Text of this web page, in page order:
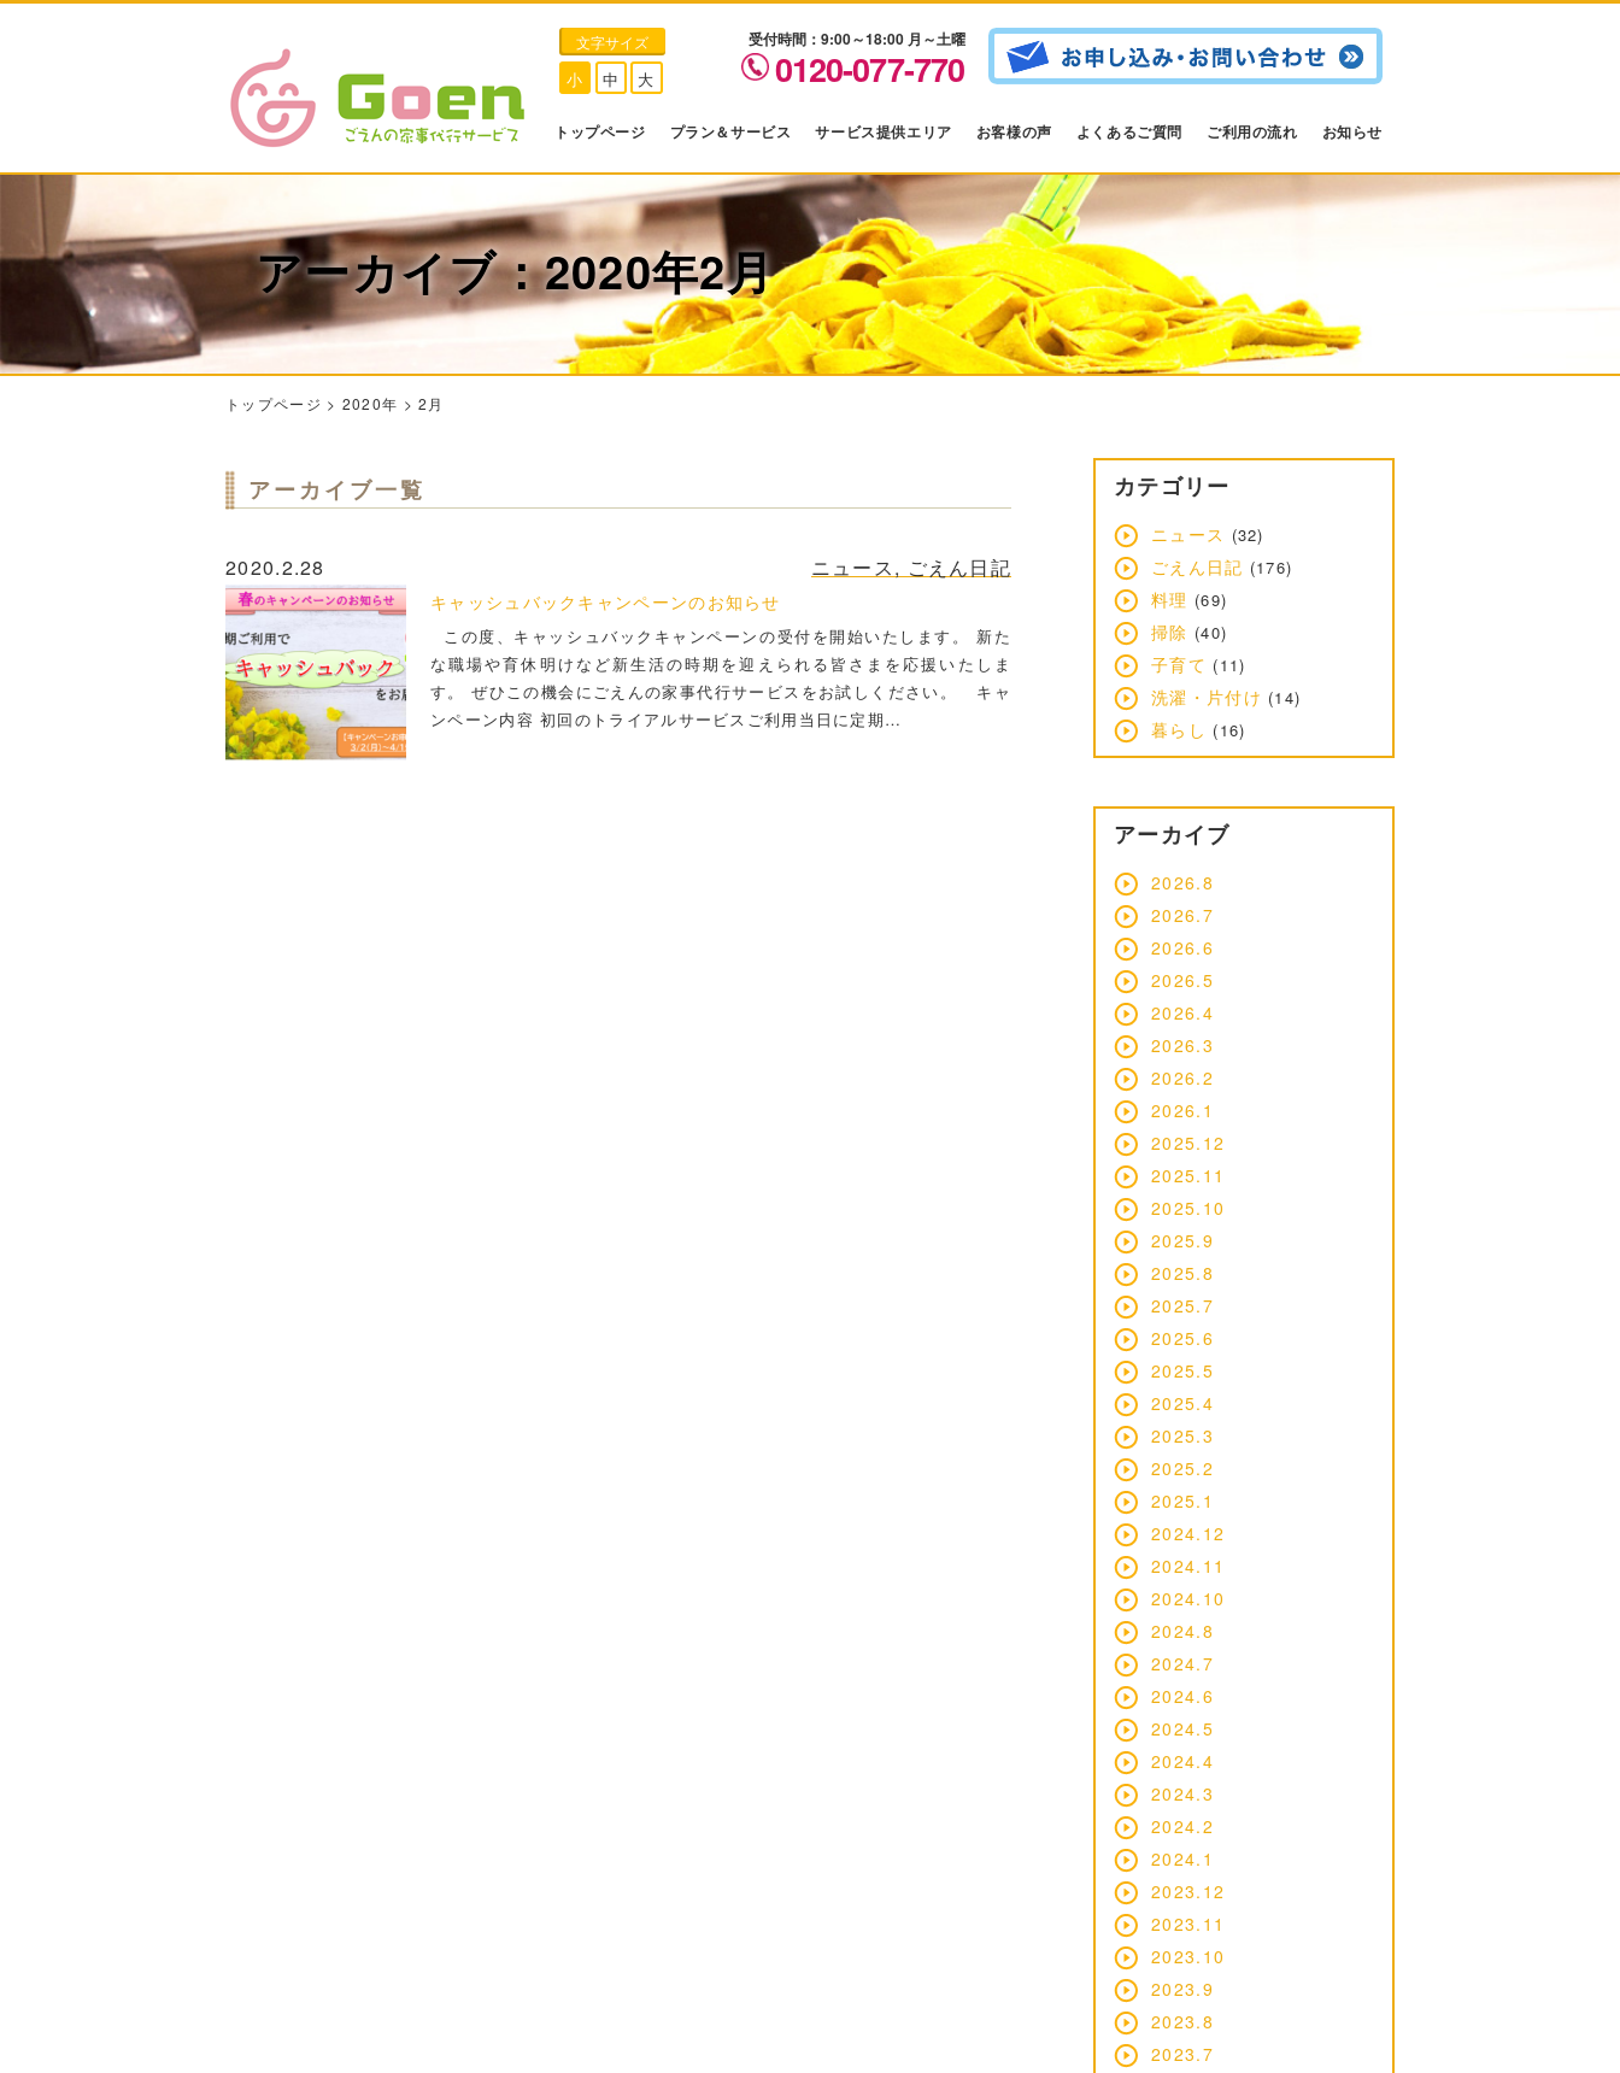
文字サイズ
小 中 大
受付時間：9:00～18:00 月～土曜
0120-077-770
トップページ プラン＆サービス サービス提供エリア お客様の声 よくあるご質問 ご利用の流れ お知らせ
アーカイブ：2020年2月
トップページ > 2020年 >2月
アーカイブ一覧
2020.2.28 ニュース, ごえん日記
キャッシュバックキャンペーンのお知らせ
この度、キャッシュバックキャンペーンの受付を開始いたします。 新た
な職場や育休明けなど新生活の時期を迎えられる皆さまを応援いたしま
す。 ぜひこの機会にごえんの家事代行サービスをお試しください。 キャ
ンペーン内容 初回のトライアルサービスご利用当日に定期…
カテゴリー
ニュース (32)
ごえん日記 (176)
料理 (69)
掃除 (40)
子育て (11)
洗濯・片付け (14)
暮らし (16)
アーカイブ
2026.8
2026.7
2026.6
2026.5
2026.4
2026.3
2026.2
2026.1
2025.12
2025.11
2025.10
2025.9
2025.8
2025.7
2025.6
2025.5
2025.4
2025.3
2025.2
2025.1
2024.12
2024.11
2024.10
2024.8
2024.7
2024.6
2024.5
2024.4
2024.3
2024.2
2024.1
2023.12
2023.11
2023.10
2023.9
2023.8
2023.7